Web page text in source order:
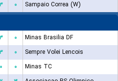
۰
Sampaio Correa (W)
۰
Minas Brasilia DF
۰
Sempre Volei Lencois
۰ ۰
Minas TC